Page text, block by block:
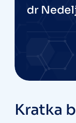
dr
Kratka